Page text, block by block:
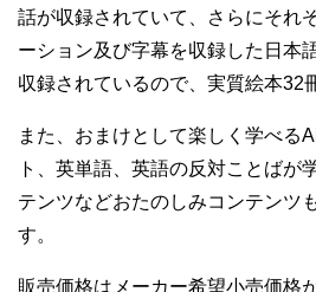
話が収録されていて、さらにそれ
ーション及び字幕を収録した日本
収録されているので、実質絵本32
また、おまけとして楽しく学べる
ト、英単語、英語の反対ことばが
テンツなどおたのしみコンテンツ
す。
販売価格はメーカー希望小売価格